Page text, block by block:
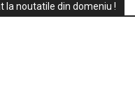
la noutatile din domeniu !